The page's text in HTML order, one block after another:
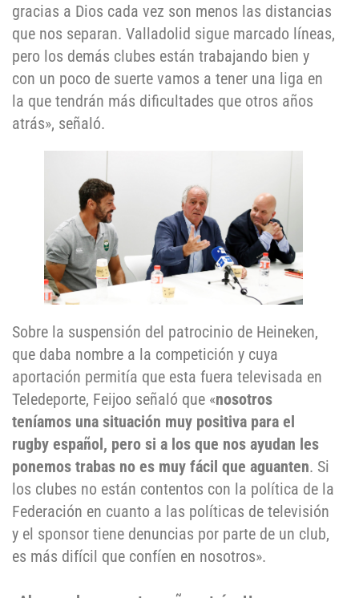
gracias a Dios cada vez son menos las distancias
que nos separan. Valladolid sigue marcado líneas,
pero los demás clubes están trabajando bien y
con un poco de suerte vamos a tener una liga en
la que tendrán más dificultades que otros años
atrás», señaló.
Sobre la suspensión del patrocinio de Heineken,
que daba nombre a la competición y cuya
aportación permitía que esta fuera televisada en
Teledeporte, Feijoo señaló que «nosotros
teníamos una situación muy positiva para el
rugby español, pero si a los que nos ayudan les
ponemos trabas no es muy fácil que aguanten. Si
los clubes no están contentos con la política de la
Federación en cuanto a las políticas de televisión
y el sponsor tiene denuncias por parte de un club,
es más difícil que confíen en nosotros».